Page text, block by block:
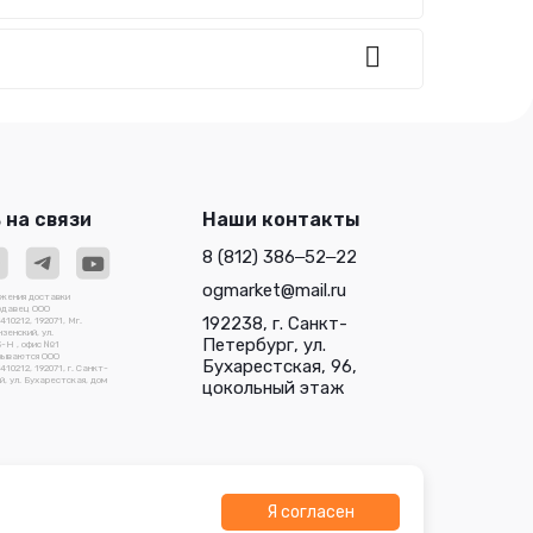
связи
доставки
ООО
192071, Мг.
ул.
Н , офис №1
ООО
192071, г. Санкт-
ул. Бухарестская, дом
Наши контакты
8 (812) 386‒52‒22
ogmarket@mail.ru
192238, г. Санкт-
Петербург, ул.
Бухарестская, 96,
цокольный этаж
Разработано вЯ согласен